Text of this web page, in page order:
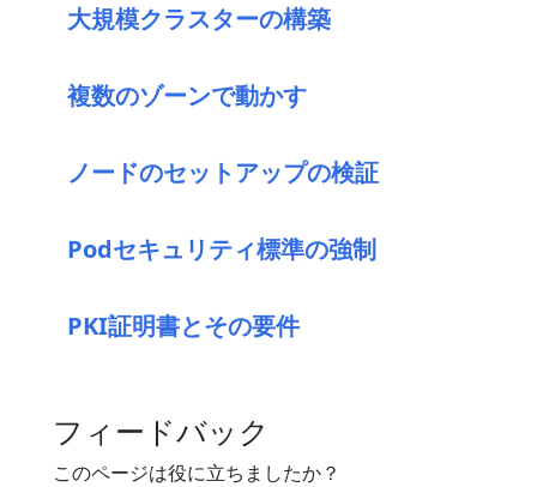
大規模クラスターの構築
複数のゾーンで動かす
ノードのセットアップの検証
Podセキュリティ標準の強制
PKI証明書とその要件
フィードバック
このページは役に立ちましたか？